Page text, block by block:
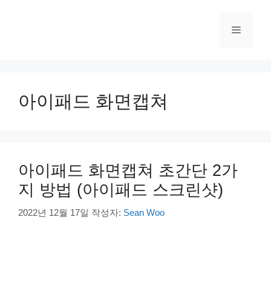
메
아이패드 화면캡쳐
아이패드 화면캡쳐 초간단 2가
지 방법 (아이패드 스크린샷)
2022년 12월 17일 작성자: Sean Woo